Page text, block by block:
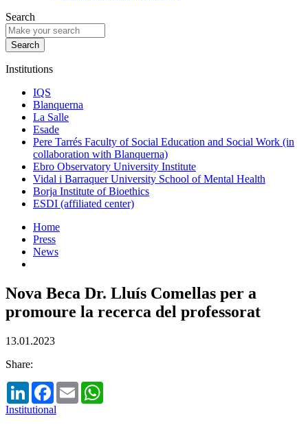
Search
Institutions
IQS
Blanquerna
La Salle
Esade
Pere Tarrés Faculty of Social Education and Social Work (in
collaboration with Blanquerna)
Ebro Observatory University Institute
Vidal i Barraquer University School of Mental Health
Borja Institute of Bioethics
ESDI (affiliated center)
Home
Press
News
Nova Beca Dr. Lluís Comellas per a
promoure la recerca del professorat
13.01.2023
Share:
LinkedInFacebook
Email
Institutional